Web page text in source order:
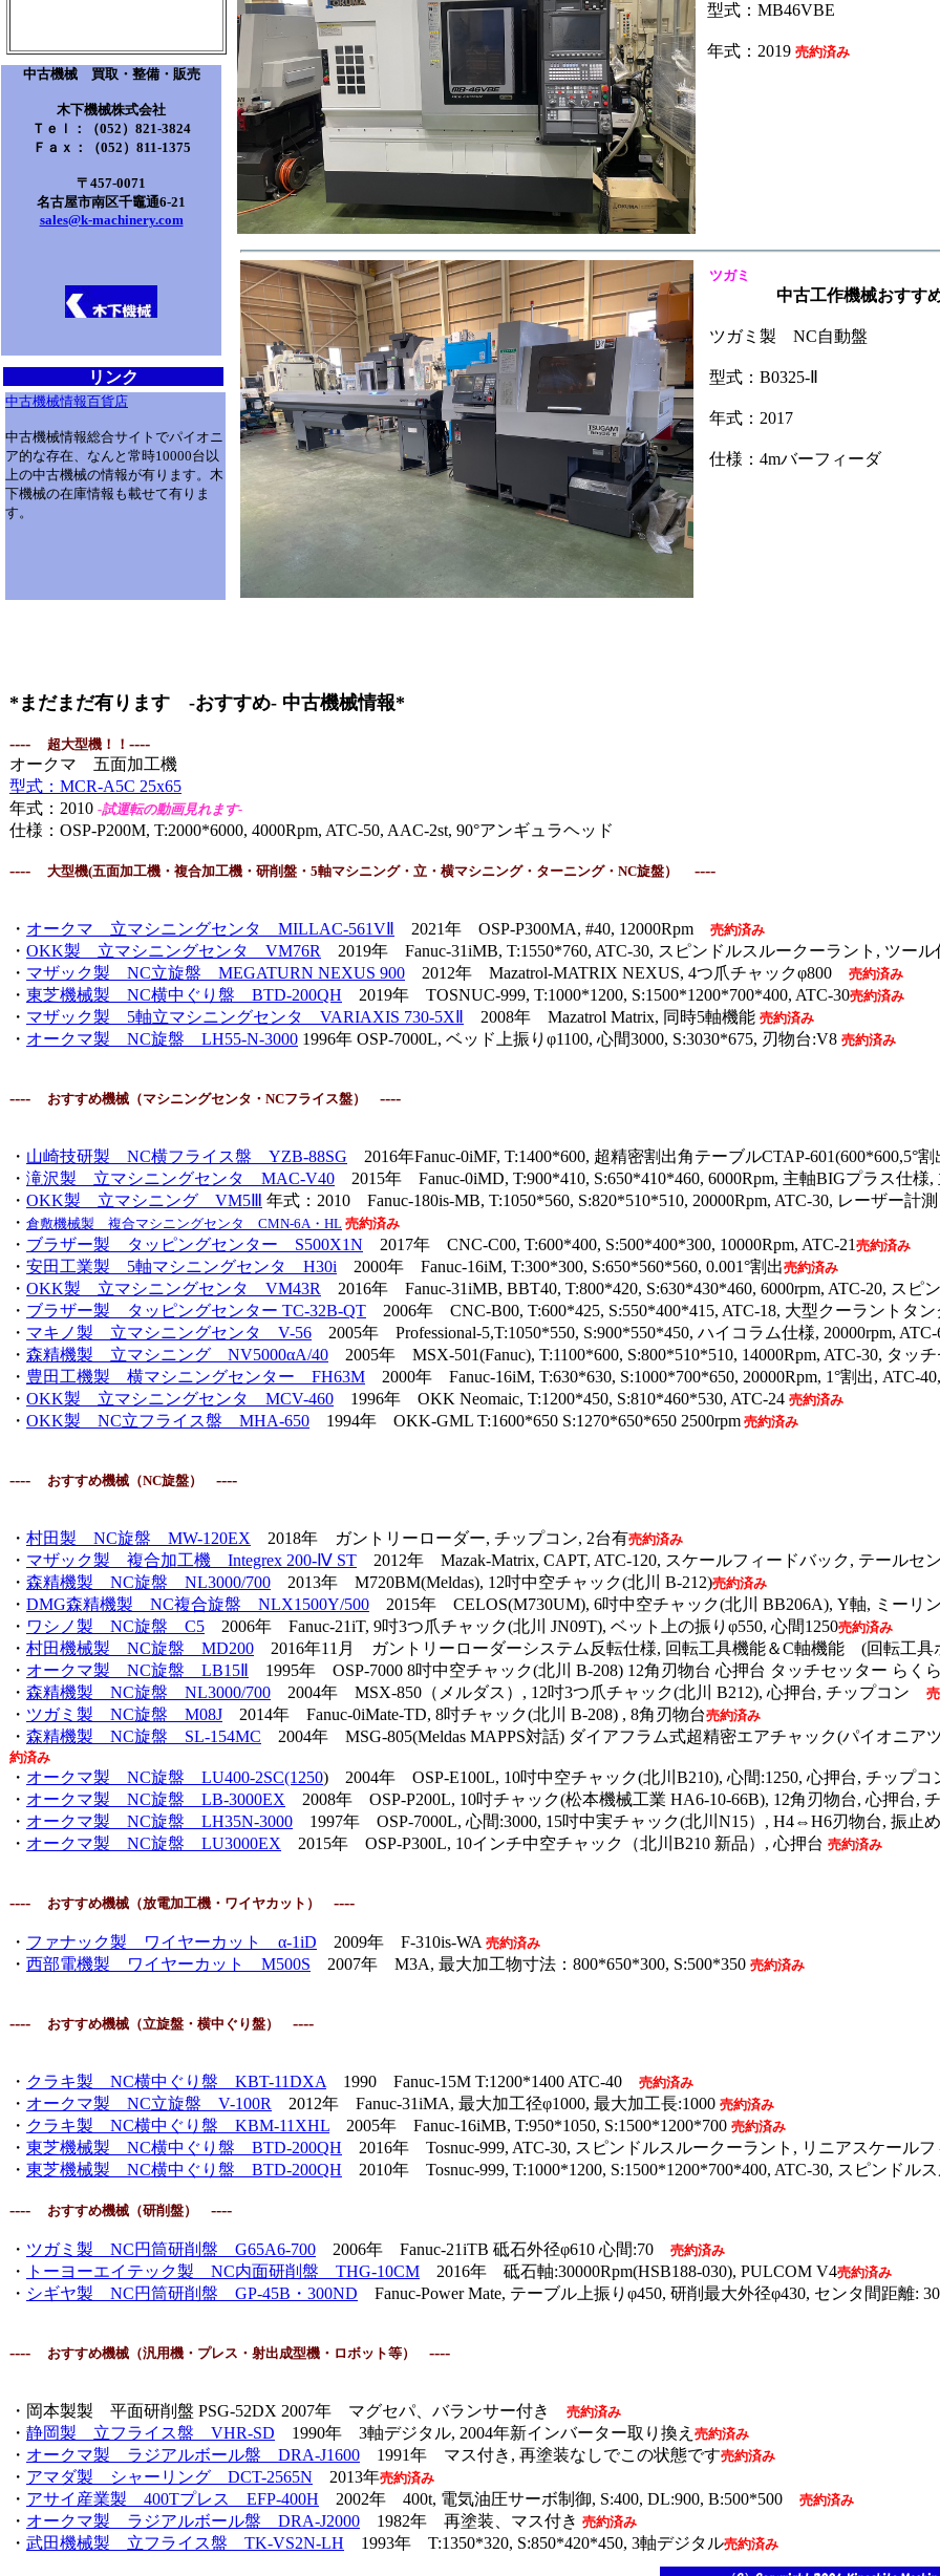
*まだまだ有ります -おすすめ- 中古機械情報*
---- 超大型機！！ ----
オークマ 五面加工機
型式：MCR-A5C 25x65
年式：2010 -試運転の動画見れます-
仕様：OSP-P200M, T:2000*6000, 4000Rpm, ATC-50, AAC-2st, 90°アンギュラヘッド
---- 大型機(五面加工機・ 複合加工機・研削盤・5軸マシニング・立・横マシニング・ターニング・NC旋盤） ----
・ オークマ 立マシニングセンタ MILLAC-561VⅡ 2021年 OSP-P300MA, #40, 12000Rpm 売約済み
・ OKK製 立マシニングセンタ VM76R
2019年 Fanuc-31iMB, T:1550*760, ATC-30, スピンドルスルークーラント, ツー
・ マザック製 NC立旋盤 MEGATURN NEXUS 900 2012年 Mazatrol-MATRIX NEXUS, 4つ爪チャックφ800 売約済み
・ 東芝機械製 NC横中ぐり盤 BTD-200QH 2019年 TOSNUC-999, T:1000*1200, S:1500*1200*700*400, ATC-30売約済み
・ マザック製 5軸立マシニングセンタ VARIAXIS 730-5XⅡ 2008年 Mazatrol Matrix, 同時5軸機能 売約済み
・ オークマ製 NC旋盤 LH55-N-3000 1996年 OSP-7000L, ベッド上振りφ1100, 心間3000, S:3030*675, 刃物台:V8 売約済み
---- おすすめ機械（マシニングセンタ・NCフライス盤） ----
・ 山崎技研製 NC横フライス盤 YZB-88SG 2016年Fanuc-0iMF, T:1400*600, 超精密割出角テーブルCTAP-601(600*600,5°
・ 滝沢製 立マシニングセンタ MAC-V40 2015年 Fanuc-0iMD, T:900*410, S:650*410*460, 6000Rpm, 主軸BIGプラス仕様,
・ OKK製 立マシニング VM5Ⅲ
年式：2010 Fanuc-180is-MB, T:1050*560, S:820*510*510, 20000Rpm, ATC-30, レーザー計
・ 倉敷機械製 複合マシニングセンタ CMN-6A・HL 売約済み
・ ブラザー製 タッピングセンター S500X1N 2017年 CNC-C00, T:600*400, S:500*400*300, 10000Rpm, ATC-21 売約済み
・ 安田工業製 5軸マシニングセンタ H30i 2000年 Fanuc-16iM, T:300*300, S:650*560*560, 0.001°割出売約済み
・ OKK製 立マシニングセンタ VM43R
2016年 Fanuc-31iMB, BBT40, T:800*420, S:630*430*460, 6000rpm, ATC-20, スピ
・ ブラザー製 タッピングセンター TC-32B-QT 2006年 CNC-B00, T:600*425, S:550*400*415, ATC-18, 大型クーラントタ
・ マキノ製 立マシニングセンタ V-56 2005年 Professional-5,T:1050*550, S:900*550*450, ハイコラム仕様, 20000rpm,
・ 森精機製 立マシニング NV5000αA/40 2005年 MSX-501(Fanuc), T:1100*600, S:800*510*510, 14000Rpm, ATC-30, タッ
・ 豊田工機製 横マシニングセンター FH63M 2000年 Fanuc-16iM, T:630*630, S:1000*700*650, 20000Rpm, 1°割出, ATC-
・ OKK製 立マシニングセンタ MCV-460 1996年 OKK Neomaic, T:1200*450, S:810*460*530, ATC-24 売約済み
・ OKK製 NC立フライス盤 MHA-650 1994年 OKK-GML T:1600*650 S:1270*650*650 2500rpm 売約済み
---- おすすめ機械（NC旋盤） ----
・ 村田製 NC旋盤 MW-120EX 2018年 ガントリーローダー, チップコン, 2台有売約済み
・ マザック製 複合加工機 Integrex 200-Ⅳ ST 2012年 Mazak-Matrix, CAPT, ATC-120, スケールフィードバック, テールセ
・ 森精機製 NC旋盤 NL3000/700 2013年 M720BM(Meldas), 12吋中空チャック(北川 B-212)売約済み
・ DMG森精機製 NC複合旋盤 NLX1500Y/500 2015年 CELOS(M730UM), 6吋中空チャック(北川 BB206A), Y軸, ミーリ
・ ワシノ製 NC旋盤 C5 2006年 Fanuc-21iT, 9吋3つ爪チャック(北川 JN09T), ベット上の振りφ550, 心間1250売約済み
・ 村田機械製 NC旋盤 MD200 2016年11月 ガントリーローダーシステム反転仕様, 回転工具機能＆C軸機能 (回転工具
・ オークマ製 NC旋盤 LB15Ⅱ
1995年 OSP-7000 8吋中空チャック(北川 B-208) 12角刃物台 心押台 タッチセッター らく
・ 森精機製 NC旋盤 NL3000/700 2004年 MSX-850（メルダス）, 12吋3つ爪チャック(北川 B212), 心押台, チップコン
・ ツガミ製 NC旋盤 M08J 2014年 Fanuc-0iMate-TD, 8吋チャック(北川 B-208) , 8角刃物台売約済み
・ 森精機製 NC旋盤 SL-154MC 2004年 MSG-805(Meldas MAPPS対話) ダイアフラム式超精密エアチャック(パイオニア
約済み
・ オークマ製 NC旋盤 LU400-2SC(1250) 2004年 OSP-E100L, 10吋中空チャック(北川B210), 心間:1250, 心押台, チップ
・ オークマ製 NC旋盤 LB-3000EX 2008年 OSP-P200L, 10吋チャック(松本機械工業 HA6-10-66B), 12角刃物台, 心押台,
・ オークマ製 NC旋盤 LH35N-3000 1997年 OSP-7000L, 心間:3000, 15吋中実チャック(北川N15）, H4⇔H6刃物台, 振止
・ オークマ製 NC旋盤 LU3000EX 2015年 OSP-P300L, 10インチ中空チャック（北川B210 新品）, 心押台 売約済み
---- おすすめ機械（放電加工機・ワイヤカット） ----
・ ファナック製 ワイヤーカット α-1iD 2009年 F-310is-WA 売約済み
・ 西部電機製 ワイヤーカット M500S 2007年 M3A, 最大加工物寸法：800*650*300, S:500*350 売約済み
---- おすすめ機械（立旋盤・横中ぐり盤） ----
・ クラキ製 NC横中ぐり盤 KBT-11DXA 1990 Fanuc-15M T:1200*1400 ATC-40 売約済み
・ オークマ製 NC立旋盤 V-100R 2012年 Fanuc-31iMA, 最大加工径φ1000, 最大加工長:1000 売約済み
・ クラキ製 NC横中ぐり盤 KBM-11XHL 2005年 Fanuc-16iMB, T:950*1050, S:1500*1200*700 売約済み
・ 東芝機械製 NC横中ぐり盤 BTD-200QH 2016年 Tosnuc-999, ATC-30, スピンドルスルークーラント, リニアスケール
・ 東芝機械製 NC横中ぐり盤 BTD-200QH 2010年 Tosnuc-999, T:1000*1200, S:1500*1200*700*400, ATC-30, スピンドル
---- おすすめ機械（研削盤） ----
・ ツガミ製 NC円筒研削盤 G65A6-700 2006年 Fanuc-21iTB 砥石外径φ610 心間:70 売約済み
・ トーヨーエイテック製 NC内面研削盤 THG-10CM 2016年 砥石軸:30000Rpm(HSB188-030), PULCOM V4売約済み
・ シギヤ製 NC円筒研削盤 GP-45B・300ND Fanuc-Power Mate, テーブル上振りφ450, 研削最大外径φ430, センタ間距離:
---- おすすめ機械（汎用機・プレス・射出成型機・ロボット等） ----
・岡本製製 平面研削盤 PSG-52DX 2007年 マグセパ、バランサー付き 売約済み
・ 静岡製 立フライス盤 VHR-SD 1990年 3軸デジタル, 2004年新インバーター取り換え 売約済み
・ オークマ製 ラジアルボール盤 DRA-J1600 1991年 マス付き, 再塗装なしでこの状態です売約済み
・ アマダ製 シャーリング DCT-2565N 2013年売約済み
・ アサイ産業製 400Tプレス EFP-400H 2002年 400t, 電気油圧サーボ制御, S:400, DL:900, B:500*500 売約済み
・ オークマ製 ラジアルボール盤 DRA-J2000 1982年 再塗装、マス付き 売約済み
・ 武田機械製 立フライス盤 TK-VS2N-LH 1993年 T:1350*320, S:850*420*450, 3軸デジタル売約済み
ツガミ
中古工作機械おすす
ツガミ製 NC自動盤
型式：B0325-Ⅱ
年式：2017
仕様：4mバーフィーダ
中古機械情報百貨店
中古機械情報総合サイトでパイオニ
ア的な存在、なんと常時10000台以
上の中古機械の情報が有ります。木
下機械の在庫情報も載せて有りま
す。
リンク
中古機械 買取・整備・販売
木下機械株式会社
Ｔｅｌ：（052）821-3824
Ｆａｘ：（052）811-1375
〒457-0071
名古屋市南区千竈通6-21
sales@k-machinery.com
型式：MB46VBE
年式：2019 売約済み